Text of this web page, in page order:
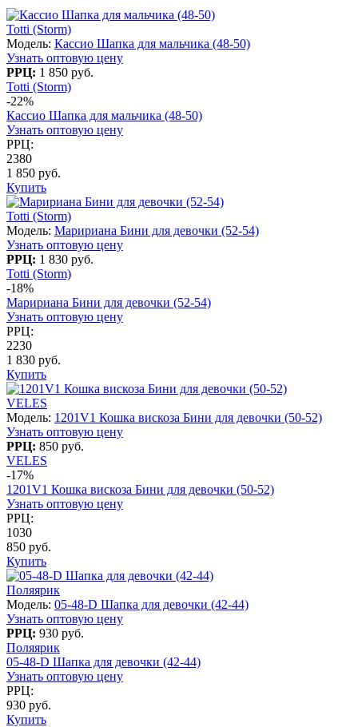
Totti (Storm)
Модель: Кассио Шапка для мальчика (48-50)
Узнать оптовую цену
РРЦ: 1 850 руб.
Totti (Storm)
-22%
Кассио Шапка для мальчика (48-50)
Узнать оптовую цену
РРЦ:
2380
1 850 руб.
Купить
Totti (Storm)
Модель: Маририана Бини для девочки (52-54)
Узнать оптовую цену
РРЦ: 1 830 руб.
Totti (Storm)
-18%
Маририана Бини для девочки (52-54)
Узнать оптовую цену
РРЦ:
2230
1 830 руб.
Купить
VELES
Модель: 1201V1 Кошка вискоза Бини для девочки (50-52)
Узнать оптовую цену
РРЦ: 850 руб.
VELES
-17%
1201V1 Кошка вискоза Бини для девочки (50-52)
Узнать оптовую цену
РРЦ:
1030
850 руб.
Купить
Поляярик
Модель: 05-48-D Шапка для девочки (42-44)
Узнать оптовую цену
РРЦ: 930 руб.
Поляярик
05-48-D Шапка для девочки (42-44)
Узнать оптовую цену
РРЦ:
930 руб.
Купить